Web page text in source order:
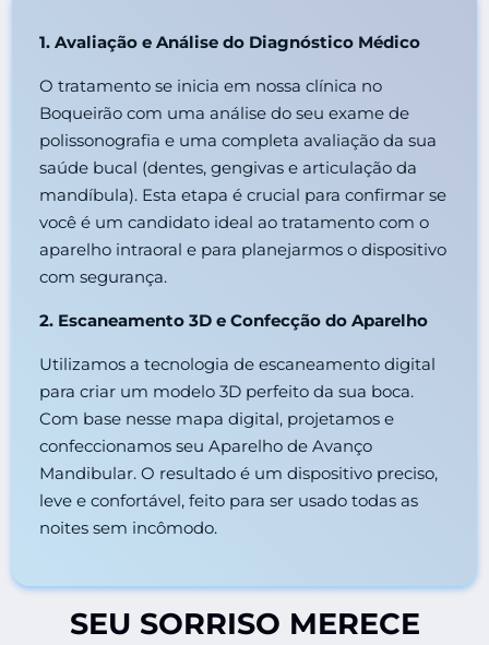
1. Avaliação e Análise do Diagnóstico Médico
O tratamento se inicia em nossa clínica no
Boqueirão com uma análise do seu exame de
polissonografia e uma completa avaliação da sua
saúde bucal (dentes, gengivas e articulação da
mandíbula). Esta etapa é crucial para confirmar se
você é um candidato ideal ao tratamento com o
aparelho intraoral e para planejarmos o dispositivo
com segurança.
2. Escaneamento 3D e Confecção do Aparelho
Utilizamos a tecnologia de escaneamento digital
para criar um modelo 3D perfeito da sua boca.
Com base nesse mapa digital, projetamos e
confeccionamos seu Aparelho de Avanço
Mandibular. O resultado é um dispositivo preciso,
leve e confortável, feito para ser usado todas as
noites sem incômodo.
SEU SORRISO MERECE